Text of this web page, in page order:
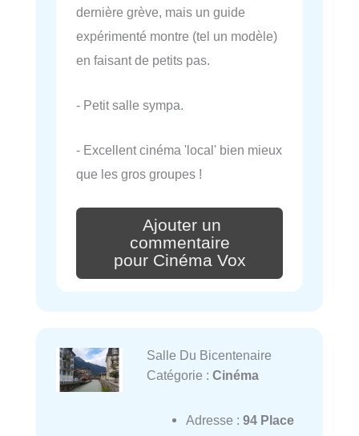
dernière grève, mais un guide
expérimenté montre (tel un modèle)
en faisant de petits pas.
- Petit salle sympa.
- Excellent cinéma 'local' bien mieux
que les gros groupes !
Ajouter un
commentaire
pour Cinéma Vox
Salle Du Bicentenaire
Catégorie : Cinéma
Adresse : 94 Place